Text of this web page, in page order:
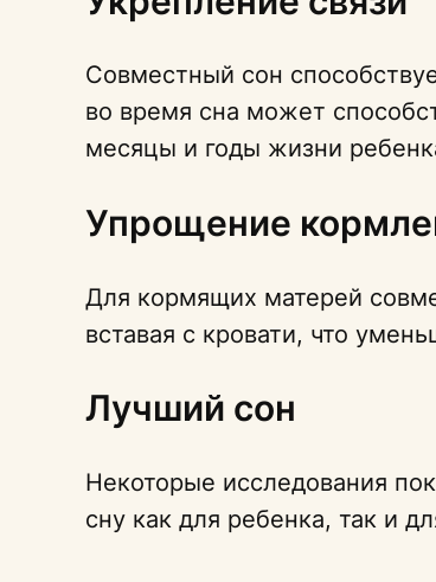
Совместный сон
во время сна может
месяцы и годы жизни
Упрощение
Для кормящих матерей
вставая с кровати, что
Лучший сон
Некоторые исследования
сну как для ребенка, так и